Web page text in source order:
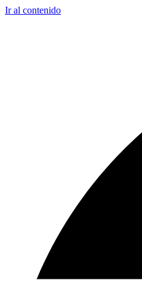
Ir al contenido